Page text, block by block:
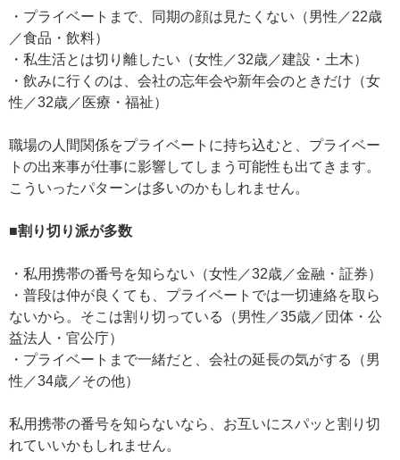
・プライベートまで、同期の顔は見たくない（男性／22歳
／食品・飲料）
・私生活とは切り離したい（女性／32歳／建設・土木）
・飲みに行くのは、会社の忘年会や新年会のときだけ（女
性／32歳／医療・福祉）
職場の人間関係をプライベートに持ち込むと、プライベー
トの出来事が仕事に影響してしまう可能性も出てきます。
こういったパターンは多いのかもしれません。
■割り切り派が多数
・私用携帯の番号を知らない（女性／32歳／金融・証券）
・普段は仲が良くても、プライベートでは一切連絡を取ら
ないから。そこは割り切っている（男性／35歳／団体・公
益法人・官公庁）
・プライベートまで一緒だと、会社の延長の気がする（男
性／34歳／その他）
私用携帯の番号を知らないなら、お互いにスパッと割り切
れていいかもしれません。